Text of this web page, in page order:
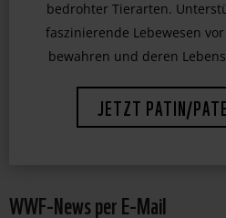
Leisten Sie einen wichtigen
bedrohter Tierarten.
faszinierende Lebewesen
bewahren und deren
JETZT PATIN/
WWF-News per E-Mail